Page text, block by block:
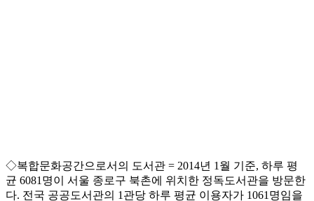
◇복합문화공간으로서의 도서관 = 2014년 1월 기준, 하루 평
균 6081명이 서울 종로구 북촌에 위치한 정독도서관을 방문한
다. 전국 공공도서관의 1관당 하루 평균 이용자가 1061명임을